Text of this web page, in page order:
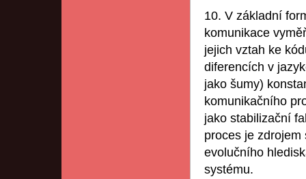
10. V základní
komunikace
jejich vztah ke
diferencích v
jako šumy)
komunikačního
jako stabilizační
proces je zdrojem
evolučního
systému.